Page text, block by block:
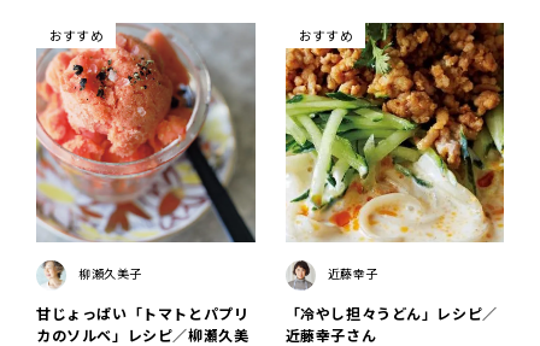
おすすめ
柳瀬久美子
甘じょっぱい「トマトとパプリ
カのソルベ」レシピ／柳瀬久美
おすすめ
近藤幸子
「冷やし担々うどん」レシピ／
近藤幸子さん